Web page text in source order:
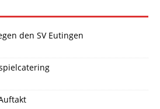
den SV Eutingen